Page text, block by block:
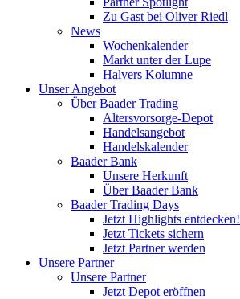
Zu Gast bei Oliver Riedl
News
Wochenkalender
Markt unter der Lupe
Halvers Kolumne
Unser Angebot
Über Baader Trading
Altersvorsorge-Depot
Handelsangebot
Handelskalender
Baader Bank
Unsere Herkunft
Über Baader Bank
Baader Trading Days
Jetzt Highlights entdecken!
Jetzt Tickets sichern
Jetzt Partner werden
Unsere Partner
Unsere Partner
Jetzt Depot eröffnen